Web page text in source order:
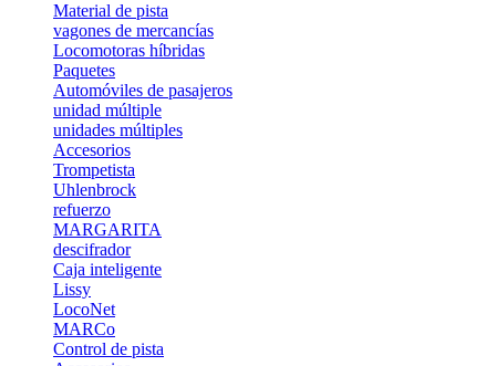
Material de pista
vagones de mercancías
Locomotoras híbridas
Paquetes
Automóviles de pasajeros
unidad múltiple
unidades múltiples
Accesorios
Trompetista
Uhlenbrock
refuerzo
MARGARITA
descifrador
Caja inteligente
Lissy
LocoNet
MARCo
Control de pista